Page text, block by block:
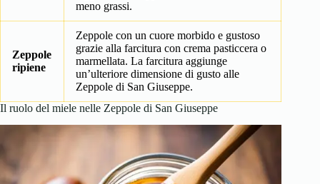
meno grassi.
Zeppole
ripiene
Zeppole con un cuore morbido e gustoso
grazie alla farcitura con crema pasticcera o
marmellata. La farcitura aggiunge
un’ulteriore dimensione di gusto alle
Zeppole di San Giuseppe.
Il ruolo del miele nelle Zeppole di San Giuseppe